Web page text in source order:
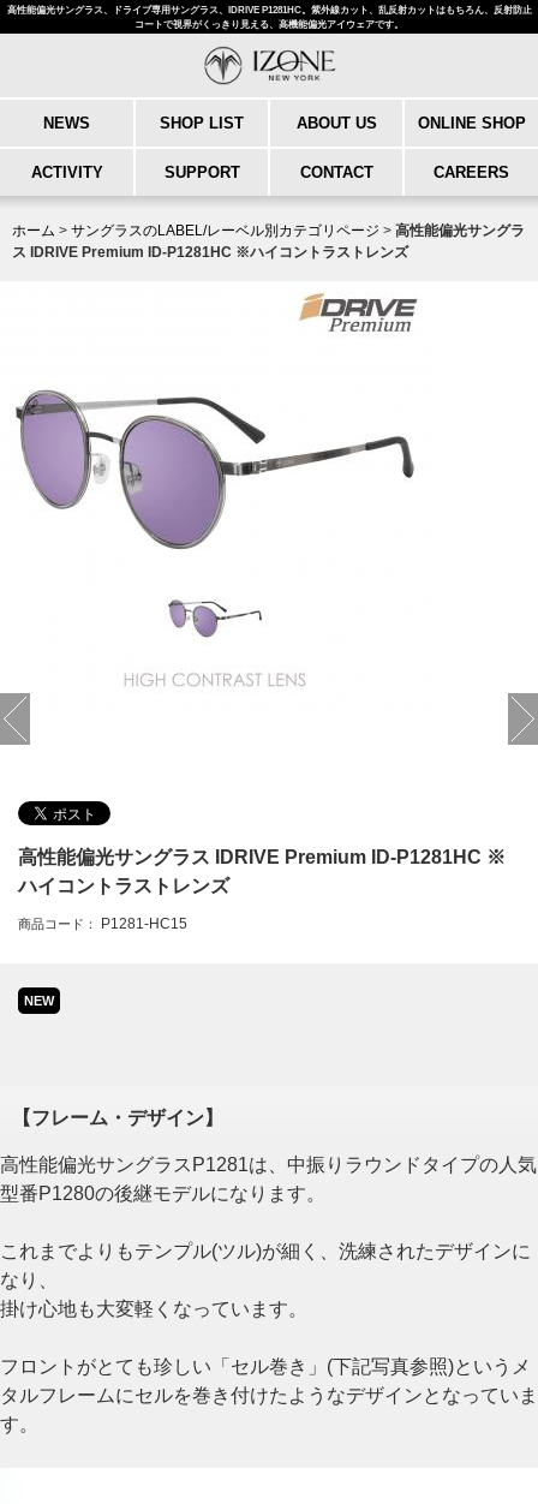
高性能偏光サングラス、ドライブ専用サングラス、IDRIVE P1281HC。紫外線カット、乱反射カットはもちろん、反射防止
コートで視界がくっきり見える、高機能偏光アイウェアです。
NEWS SHOP LIST ABOUT US ONLINE SHOP
ACTIVITY SUPPORT CONTACT CAREERS
ホーム > サングラスのLABEL/レーベル別カテゴリページ > 高性能偏光サングラ
ス IDRIVE Premium ID-P1281HC ※ハイコントラストレンズ
高性能偏光サングラス IDRIVE Premium ID-P1281HC ※
ハイコントラストレンズ
商品コード： P1281-HC15
NEW
【フレーム・デザイン】
高性能偏光サングラスP1281は、中振りラウンドタイプの人気
型番P1280の後継モデルになります。
これまでよりもテンプル(ツル)が細く、洗練されたデザインに
なり、
掛け心地も大変軽くなっています。
フロントがとても珍しい「セル巻き」(下記写真参照)というメ
タルフレームにセルを巻き付けたようなデザインとなっていま
す。